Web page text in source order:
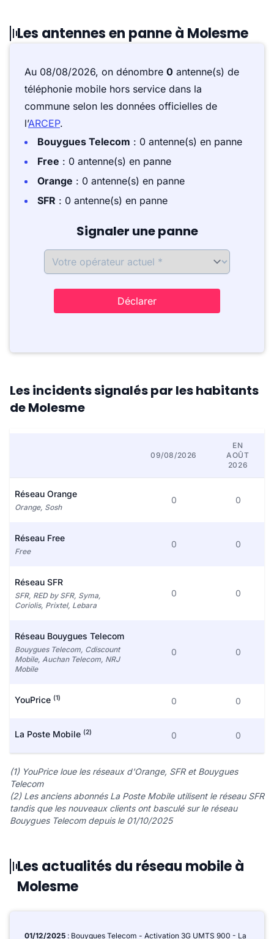
Les antennes en panne à Molesme
Au 08/08/2026, on dénombre 0 antenne(s) de
téléphonie mobile hors service dans la
commune selon les données officielles de
l’ARCEP.
Bouygues Telecom : 0 antenne(s) en panne
Free : 0 antenne(s) en panne
Orange : 0 antenne(s) en panne
SFR : 0 antenne(s) en panne
Signaler une panne
Déclarer
Les incidents signalés par les habitants
de Molesme
09/08/2026
EN
AOÛT
2026
Réseau Orange
Orange, Sosh
0 0
Réseau Free
Free
0 0
Réseau SFR
SFR, RED by SFR, Syma,
Coriolis, Prixtel, Lebara
0 0
Réseau Bouygues Telecom
Bouygues Telecom, Cdiscount
Mobile, Auchan Telecom, NRJ
Mobile
0 0
YouPrice (1) 0 0
La Poste Mobile (2) 0 0
(1) YouPrice loue les réseaux d'Orange, SFR et Bouygues
Telecom
(2) Les anciens abonnés La Poste Mobile utilisent le réseau SFR
tandis que les nouveaux clients ont basculé sur le réseau
Bouygues Telecom depuis le 01/10/2025
Les actualités du réseau mobile à
Molesme
01/12/2025 : Bouygues Telecom - Activation 3G UMTS 900 - La